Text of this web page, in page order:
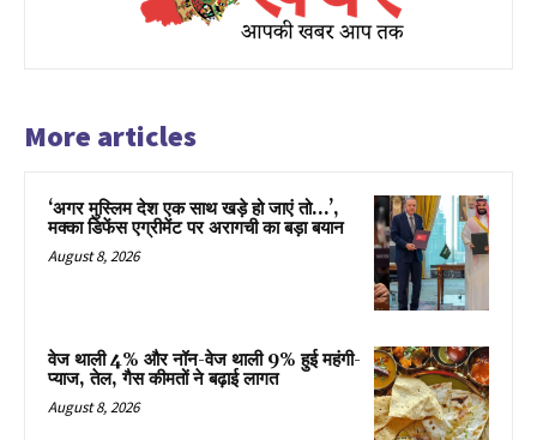
More articles
‘अगर मुस्लिम देश एक साथ खड़े हो जाएं तो…’,
मक्का डिफेंस एग्रीमेंट पर अरागची का बड़ा बयान
August 8, 2026
वेज थाली 4% और नॉन-वेज थाली 9% हुई महंगी-
प्याज, तेल, गैस कीमतों ने बढ़ाई लागत
August 8, 2026